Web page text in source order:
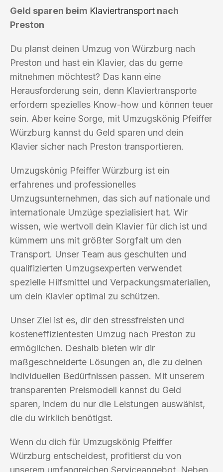
Geld sparen beim Klaviertransport nach
Preston
Du planst deinen Umzug von Würzburg nach
Preston und hast ein Klavier, das du gerne
mitnehmen möchtest? Das kann eine
Herausforderung sein, denn Klaviertransporte
erfordern spezielles Know-how und können teuer
sein. Aber keine Sorge, mit Umzugskönig Pfeiffer
Würzburg kannst du Geld sparen und dein
Klavier sicher nach Preston transportieren.
Umzugskönig Pfeiffer Würzburg ist ein
erfahrenes und professionelles
Umzugsunternehmen, das sich auf nationale und
internationale Umzüge spezialisiert hat. Wir
wissen, wie wertvoll dein Klavier für dich ist und
kümmern uns mit größter Sorgfalt um den
Transport. Unser Team aus geschulten und
qualifizierten Umzugsexperten verwendet
spezielle Hilfsmittel und Verpackungsmaterialien,
um dein Klavier optimal zu schützen.
Unser Ziel ist es, dir den stressfreisten und
kosteneffizientesten Umzug nach Preston zu
ermöglichen. Deshalb bieten wir dir
maßgeschneiderte Lösungen an, die zu deinen
individuellen Bedürfnissen passen. Mit unserem
transparenten Preismodell kannst du Geld
sparen, indem du nur die Leistungen auswählst,
die du wirklich benötigst.
Wenn du dich für Umzugskönig Pfeiffer
Würzburg entscheidest, profitierst du von
unserem umfangreichen Serviceangebot. Neben